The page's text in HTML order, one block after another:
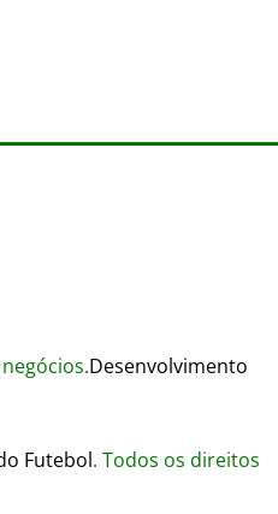
Desenvolvimento
Futebol. Todos os direitos